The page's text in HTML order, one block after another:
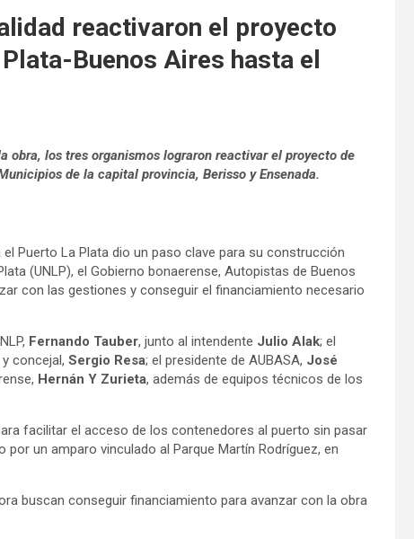
reactivaron el proyecto
Buenos Aires hasta el
obra, los tres organismos lograron reactivar el proyecto de
de la capital provincia, Berisso y Ensenada.
Puerto La Plata dio un paso clave para su construcción
(UNLP), el Gobierno bonaerense, Autopistas de Buenos
con las gestiones y conseguir el financiamiento necesario
Fernando Tauber, junto al intendente Julio Alak; el
concejal, Sergio Resa; el presidente de AUBASA, José
Hernán Y Zurieta, además de equipos técnicos de los
facilitar el acceso de los contenedores al puerto sin pasar
un amparo vinculado al Parque Martín Rodríguez, en
buscan conseguir financiamiento para avanzar con la obra